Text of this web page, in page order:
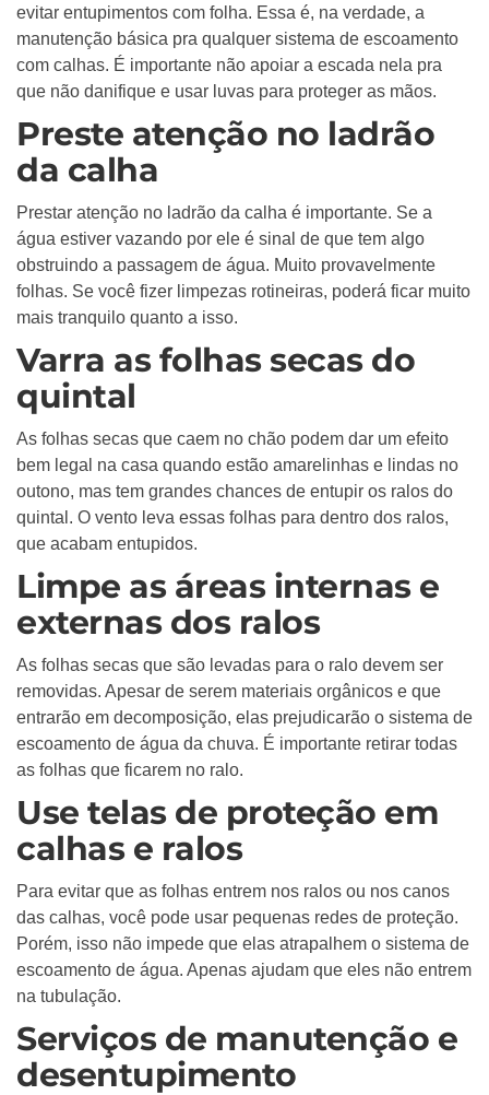
evitar entupimentos com folha. Essa é, na verdade, a
manutenção básica pra qualquer sistema de escoamento
com calhas. É importante não apoiar a escada nela pra
que não danifique e usar luvas para proteger as mãos.
Preste atenção no ladrão
da calha
Prestar atenção no ladrão da calha é importante. Se a
água estiver vazando por ele é sinal de que tem algo
obstruindo a passagem de água. Muito provavelmente
folhas. Se você fizer limpezas rotineiras, poderá ficar muito
mais tranquilo quanto a isso.
Varra as folhas secas do
quintal
As folhas secas que caem no chão podem dar um efeito
bem legal na casa quando estão amarelinhas e lindas no
outono, mas tem grandes chances de entupir os ralos do
quintal. O vento leva essas folhas para dentro dos ralos,
que acabam entupidos.
Limpe as áreas internas e
externas dos ralos
As folhas secas que são levadas para o ralo devem ser
removidas. Apesar de serem materiais orgânicos e que
entrarão em decomposição, elas prejudicarão o sistema de
escoamento de água da chuva. É importante retirar todas
as folhas que ficarem no ralo.
Use telas de proteção em
calhas e ralos
Para evitar que as folhas entrem nos ralos ou nos canos
das calhas, você pode usar pequenas redes de proteção.
Porém, isso não impede que elas atrapalhem o sistema de
escoamento de água. Apenas ajudam que eles não entrem
na tubulação.
Serviços de manutenção e
desentupimento